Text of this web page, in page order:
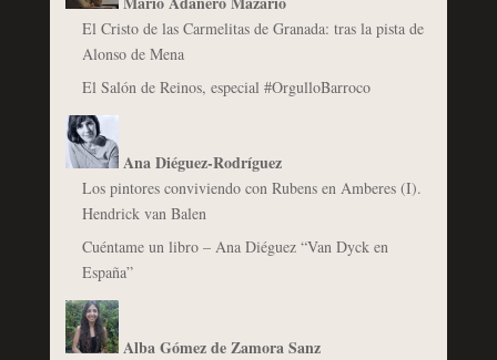
El Cristo de las Carmelitas de Granada: tras la pista de
Alonso de Mena
El Salón de Reinos, especial #OrgulloBarroco
Ana Diéguez-Rodríguez
Los pintores conviviendo con Rubens en Amberes (I).
Hendrick van Balen
Cuéntame un libro – Ana Diéguez “Van Dyck en
España”
Alba Gómez de Zamora Sanz